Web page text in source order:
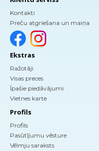
Kontakti
Preču atgriešana un maiņa
Ekstras
Ražotāji
Visas preces
Īpašie piedāvājumi
Vietnes karte
Profils
Profils
Pasūtījumu vēsture
Vēlmju saraksts